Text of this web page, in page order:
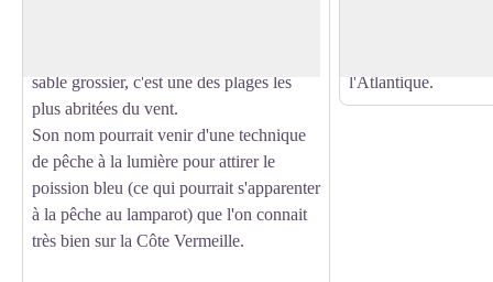
sable grossier, c'est une des plages les
plus abritées du vent.
Son nom pourrait venir d'une technique
de pêche à la lumière pour attirer le
poission bleu (ce qui pourrait s'apparenter
à la pêche au lamparot) que l'on connait
très bien sur la Côte Vermeille.
l'Atlantique.